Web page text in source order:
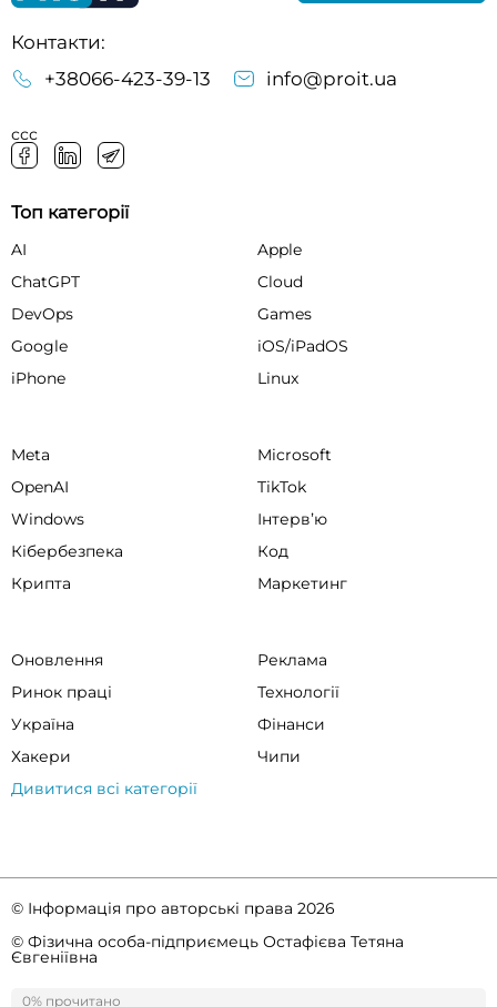
0% прочитано
0%
Контакти:
+38066-423-39-13
info@proit.ua
ссс
Топ категорії
AI
Apple
ChatGPT
Cloud
DevOps
Games
Google
iOS/iPadOS
iPhone
Linux
Meta
Microsoft
OpenAI
TikTok
Windows
Інтервʼю
Кібербезпека
Код
Крипта
Маркетинг
Оновлення
Реклама
Ринок праці
Технології
Україна
Фінанси
Хакери
Чипи
Дивитися всі категорії
© Інформація про авторські права 2026
© Фізична особа-підприємець Остафієва Тетяна
Євгеніївна
Правила спільноти